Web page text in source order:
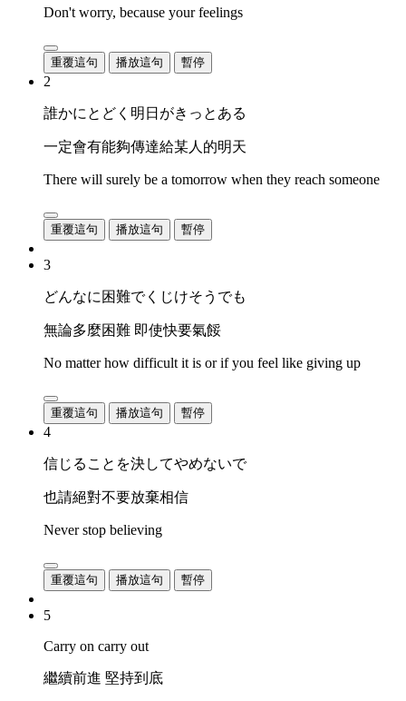
Don't worry, because your feelings
重覆這句 播放這句 暫停
2
誰かにとどく明日がきっとある
一定會有能夠傳達給某人的明天
There will surely be a tomorrow when they reach someone
重覆這句 播放這句 暫停
3
どんなに困難でくじけそうでも
無論多麼困難 即使快要氣餒
No matter how difficult it is or if you feel like giving up
重覆這句 播放這句 暫停
4
信じることを決してやめないで
也請絕對不要放棄相信
Never stop believing
重覆這句 播放這句 暫停
5
Carry on carry out
繼續前進 堅持到底